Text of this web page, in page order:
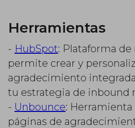
Herramientas
- HubSpot: Plataforma
permite crear y
agradecimiento
tu estrategia de inbound
- Unbounce: Herramienta
páginas de